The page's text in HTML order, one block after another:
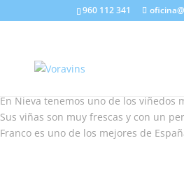
960 112 341
Viñedos de Nieva
En Nieva tenemos uno de los viñedos
Sus viñas son muy frescas y con un
Franco es uno de los mejores de